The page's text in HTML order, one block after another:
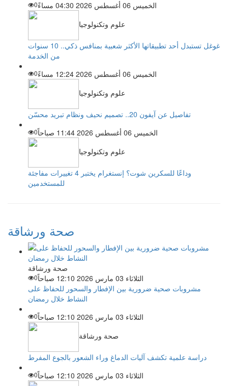
الخميس 06 أغسطس 2026 04:30 مساءً
0
علوم وتكنولوجيا
غوغل تستبدل أحد تطبيقاتها الأكثر شعبية بمنافس ذكي.. 10 سنوات
من الخدمة
الخميس 06 أغسطس 2026 12:24 مساءً
0
علوم وتكنولوجيا
تفاصيل عن آيفون 20.. تصميم نحيف ونظام تبريد محسّن
الخميس 06 أغسطس 2026 11:44 صباحاً
0
علوم وتكنولوجيا
وداعًا للسكرين شوت؟ إنستغرام يختبر 4 تغييرات مفاجئة
للمستخدمين
صحة ورشاقة
صحة ورشاقة
الثلاثاء 03 مارس 2026 12:10 صباحاً
0
مشروبات صحية ضرورية بين الإفطار والسحور للحفاظ على
النشاط خلال رمضان
الثلاثاء 03 مارس 2026 12:10 صباحاً
0
صحة ورشاقة
دراسة علمية تكشف آليات الدماغ وراء الشعور بالجوع المفرط
الثلاثاء 03 مارس 2026 12:10 صباحاً
0